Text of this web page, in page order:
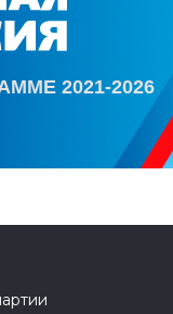
2021-2026